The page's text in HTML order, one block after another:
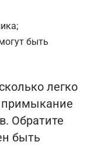
быть
легко
примыкание
Обратите
быть